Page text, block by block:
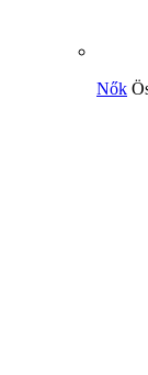
Nők